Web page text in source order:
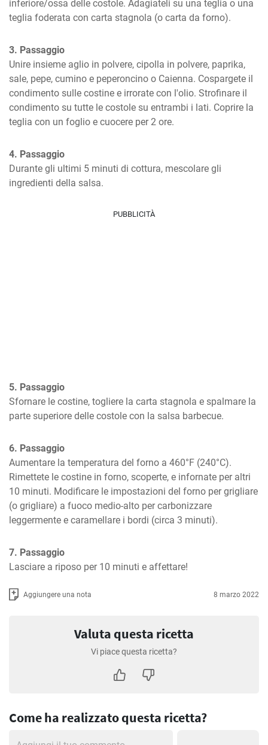
inferiore/ossa delle costole. Adagiateli su una teglia o una
teglia foderata con carta stagnola (o carta da forno).
3. Passaggio
Unire insieme aglio in polvere, cipolla in polvere, paprika,
sale, pepe, cumino e peperoncino o Caienna. Cospargete il
condimento sulle costine e irrorate con l'olio. Strofinare il
condimento su tutte le costole su entrambi i lati. Coprire la
teglia con un foglio e cuocere per 2 ore.
4. Passaggio
Durante gli ultimi 5 minuti di cottura, mescolare gli
ingredienti della salsa.
PUBBLICITÀ
5. Passaggio
Sfornare le costine, togliere la carta stagnola e spalmare la
parte superiore delle costole con la salsa barbecue.
6. Passaggio
Aumentare la temperatura del forno a 460°F (240°C).
Rimettete le costine in forno, scoperte, e infornate per altri
10 minuti. Modificare le impostazioni del forno per grigliare
(o grigliare) a fuoco medio-alto per carbonizzare
leggermente e caramellare i bordi (circa 3 minuti).
7. Passaggio
Lasciare a riposo per 10 minuti e affettare!
Aggiungere una nota 8 marzo 2022
Valuta questa ricetta
Vi piace questa ricetta?
Come ha realizzato questa ricetta?